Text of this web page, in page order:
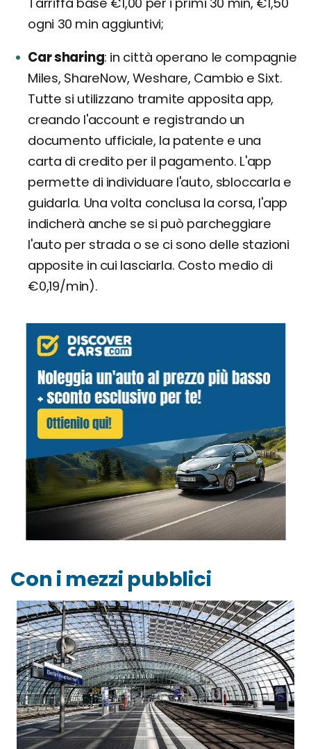
ogni 30 min aggiuntivi;
Car sharing in città operano le compagnie
Miles, ShareNow, Weshare, Cambio e Sixt.
Tutte si utilizzano tramite apposita app,
creando l'account e registrando un
documento ufficiale, la patente e una
carta di credito per il pagamento. L'app
permette di individuare l'auto, sbloccarla e
guidarla. Una volta conclusa la corsa, l'app
indicherà anche se si può parcheggiare
l'auto per strada o se ci sono delle stazioni
apposite in cui lasciarla. Costo medio di
€0,19/min).
Con i mezzi pubblici